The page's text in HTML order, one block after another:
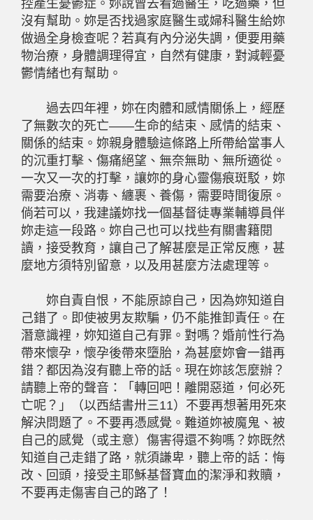
控產生憂鬱症。妳說曾去看過醫生，吃過藥，但
沒有幫助。妳是否找過家庭醫生或婦科醫生給妳
做過全身檢查呢？若真有內分泌失調，便要用藥
物治療，身體調理得宜，自然有健康，對減輕憂
鬱情緒也有幫助。
過去四年裡，妳在肉體和感情關係上，經歷
了無數次的死亡——生命的結束、感情的結束、
關係的結束。妳親身體驗這條路上所帶給當事人
的沉重打擊、傷痛絕望、無奈無助、無所適從。
一次又一次的打擊，讓妳的身心靈傷痕斑駁，妳
需要治療、消毒、纏裹、養傷，需要時間復原。
倘若可以，我建議妳找一個基督徒專業輔導員伴
妳走這一段路。妳自己也可以找些有關書籍閱
讀，接受教育，讓自己了解甚麼是正常反應，甚
麼地方須特別留意，以及用甚麼方法處理等。
妳自責自恨，不能原諒自己，因為妳知道自
己錯了。即使被男友欺騙，仍不能推卸責任。在
潛意識裡，妳知道自己有罪。對嗎？婚前性行為
帶來懷孕，懷孕後帶來墮胎，為甚麼妳會一錯再
錯？都因為沒有聽上帝的話。現在妳該怎麼辦？
請聽上帝的聲音：「轉回吧！離開惡道，何必死
亡呢？」（以西結書卅三11）不要再想著用死來
解決問題了。不要再憑感覺。難道妳被魔鬼、被
自己的感覺（或主意）傷害得還不夠嗎？妳既然
知道自己走錯了路，就須謙卑，聽上帝的話：悔
改、回頭，接受主耶穌基督寶血的潔淨和救贖，
不要再走傷害自己的路了！